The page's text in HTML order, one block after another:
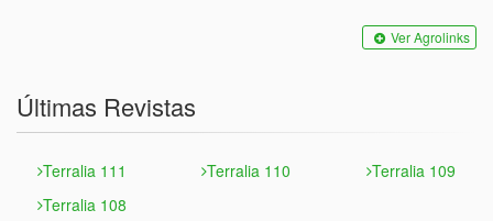
Ver Agrolinks
Últimas Revistas
Terralia 111 Terralia 110
Terralia 109
Terralia 108